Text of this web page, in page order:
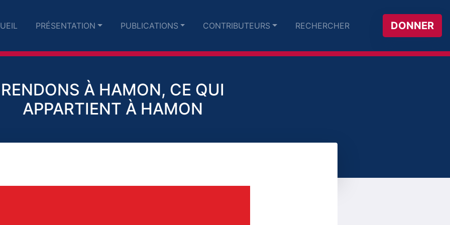
PRÉSENTATION PUBLICATIONS CONTRIBUTEURS RECHERCHER DONNER
RENDONS À HAMON, CE QUI
APPARTIENT À HAMON